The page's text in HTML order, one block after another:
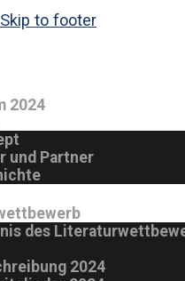
Skip to footer
2024
und Partner
des
2024